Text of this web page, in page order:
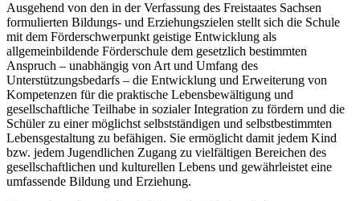
Ausgehend von den in der Verfassung des Freistaates Sachsen
formulierten Bildungs- und Erziehungszielen stellt sich die Schule
mit dem Förderschwerpunkt geistige Entwicklung als
allgemeinbildende Förderschule dem gesetzlich bestimmten
Anspruch – unabhängig von Art und Umfang des
Unterstützungsbedarfs – die Entwicklung und Erweiterung von
Kompetenzen für die praktische Lebensbewältigung und
gesellschaftliche Teilhabe in sozialer Integration zu fördern und die
Schüler zu einer möglichst selbstständigen und selbstbestimmten
Lebensgestaltung zu befähigen. Sie ermöglicht damit jedem Kind
bzw. jedem Jugendlichen Zugang zu vielfältigen Bereichen des
gesellschaftlichen und kulturellen Lebens und gewährleistet eine
umfassende Bildung und Erziehung.